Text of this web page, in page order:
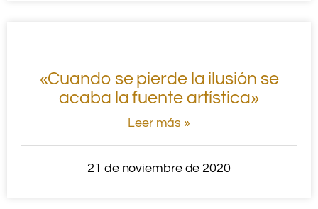
«Cuando se pierde la ilusión se
acaba la fuente artística»
Leer más »
21 de noviembre de 2020